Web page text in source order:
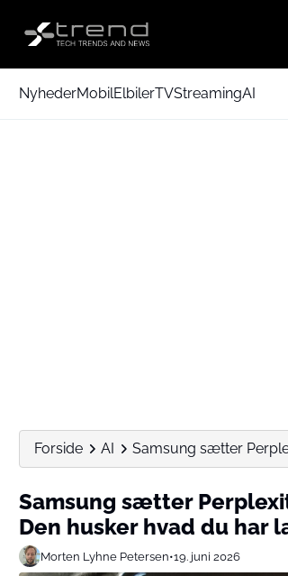
NyhederMobilElbilerTVStreamingAI
Forside AI Samsung sætter
Samsung sætter
Den husker hvad du har
Morten Lyhne Petersen•19. juni 2026